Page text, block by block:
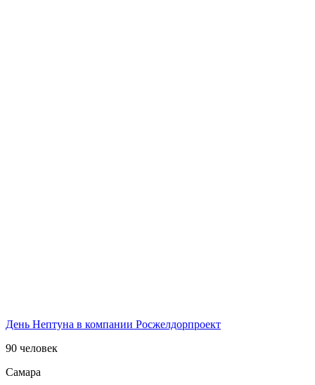
День Нептуна в компании Росжелдорпроект
90 человек
Самара